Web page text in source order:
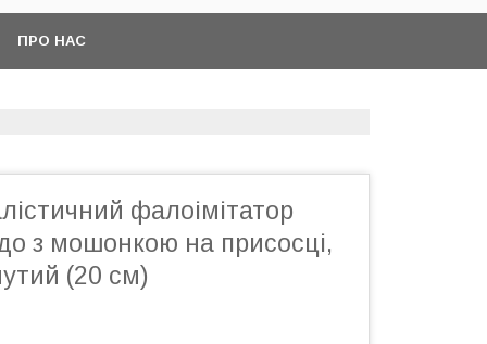
ПРО НАС
фалоімітатор
з мошонкою на присосці,
(20 см)